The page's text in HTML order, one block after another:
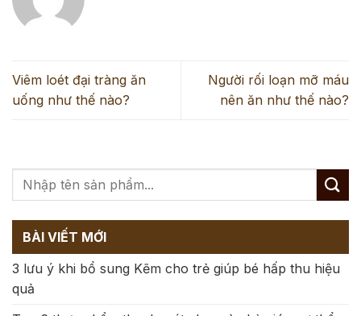
Viêm loét đại tràng ăn
uống như thế nào?
Người rối loạn mỡ máu
nên ăn như thế nào?
BÀI VIẾT MỚI
3 lưu ý khi bổ sung Kẽm cho trẻ giúp bé hấp thu hiệu
quả